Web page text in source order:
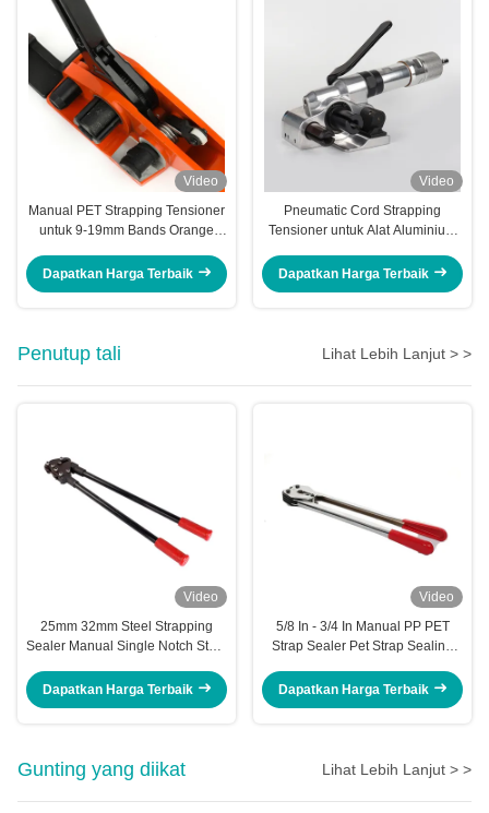
Video
Manual PET Strapping Tensioner
untuk 9-19mm Bands Orange
Dapatkan Harga Terbaik
Video
Pneumatic Cord Strapping
Tensioner untuk Alat Aluminium
Dapatkan Harga Terbaik
Penutup tali Lihat Lebih Lanjut > >
Video
25mm 32mm Steel Strapping
Sealer Manual Single Notch Steel
Dapatkan Harga Terbaik
Video
5/8 In - 3/4 In Manual PP PET
Strap Sealer Pet Strap Sealing
Dapatkan Harga Terbaik
Gunting yang diikat Lihat Lebih Lanjut > >